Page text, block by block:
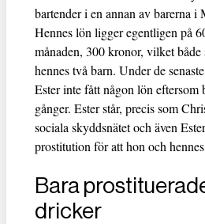
bartender i en annan av barerna i
Hennes lön ligger egentligen på
månaden, 300 kronor, vilket
hennes två barn. Under de
Ester inte fått någon lön eftersom
gånger. Ester står, precis som
sociala skyddsnätet och även
prostitution för att hon och
Bara
dricker